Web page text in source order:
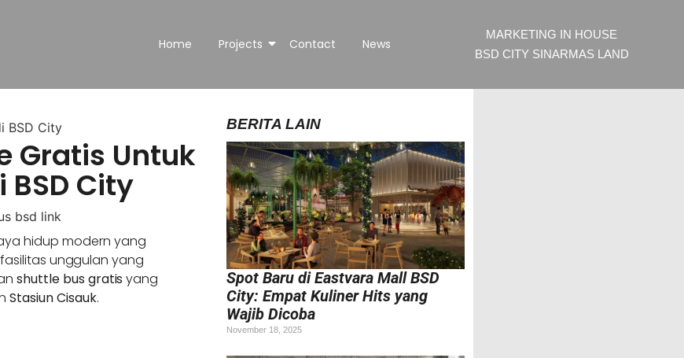
Home Projects Contact News
MARKETING IN HOUSE
BSD CITY SINARMAS LAND
BSD City
Gratis Untuk
City
hidup modern yang
unggulan yang
shuttle bus gratis yang
Stasiun Cisauk.
BERITA LAIN
Spot Baru di Eastvara Mall BSD
City: Empat Kuliner Hits yang
Wajib Dicoba
November 18, 2025